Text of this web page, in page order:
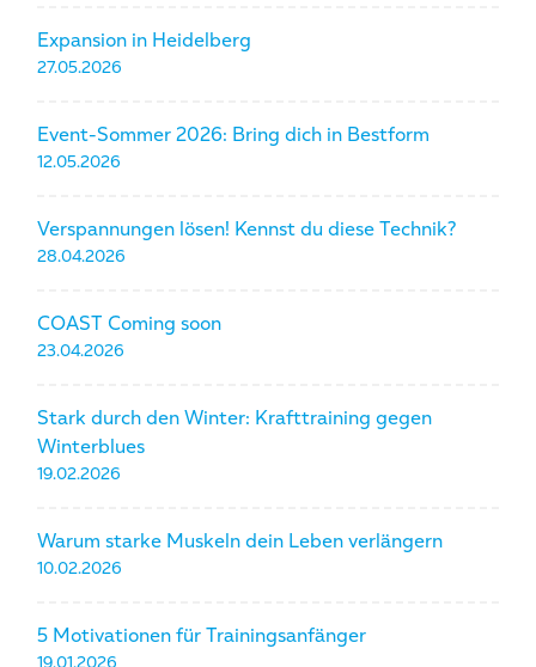
Expansion in Heidelberg
27.05.2026
Event-Sommer 2026: Bring dich in Bestform
12.05.2026
Verspannungen lösen! Kennst du diese Technik?
28.04.2026
COAST Coming soon
23.04.2026
Stark durch den Winter: Krafttraining gegen
Winterblues
19.02.2026
Warum starke Muskeln dein Leben verlängern
10.02.2026
5 Motivationen für Trainingsanfänger